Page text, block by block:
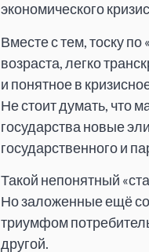
экономического
Вместе с тем, тоску
возраста, легко
и понятное в
Не стоит думать, что
государства новые
государственного и
Такой непонятный
Но заложенные ещё
триумфом
другой.